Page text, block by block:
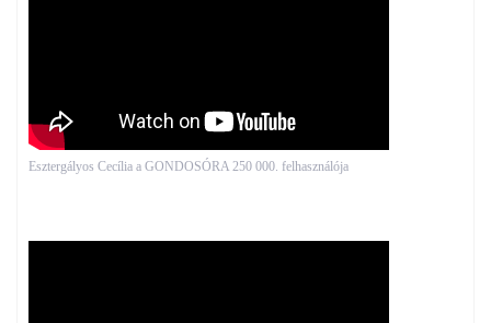
Esztergályos Cecília a GONDOSÓRA 250 000. felhasználója